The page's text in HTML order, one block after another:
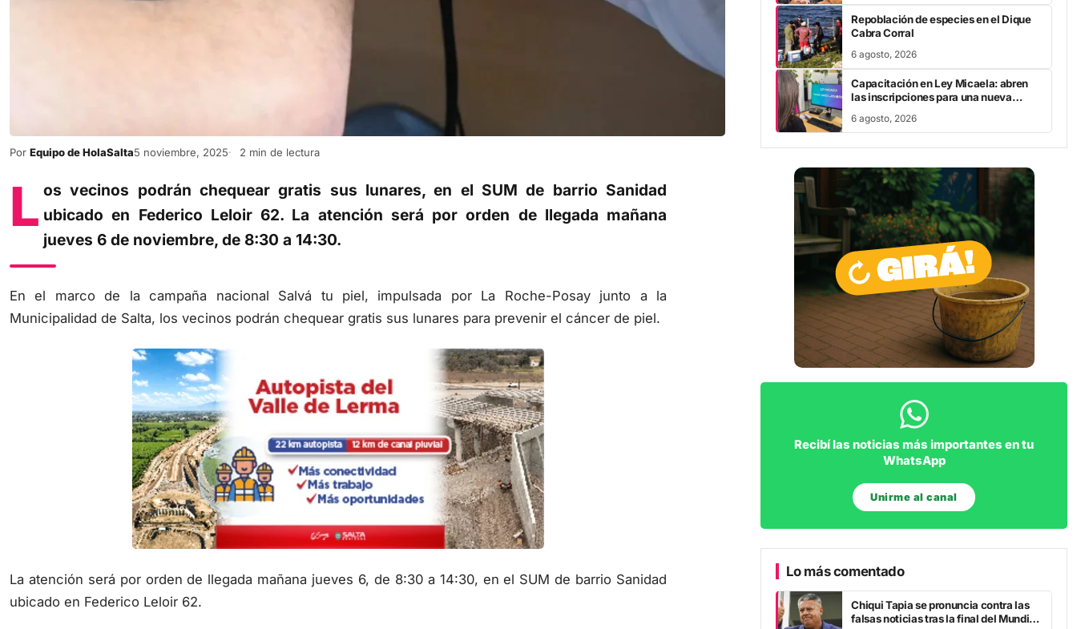
Por Equipo de HolaSalta5 noviembre, 2025 2 min de lectura
L os vecinos podrán chequear gratis sus lunares, en el SUM de barrio Sanidad
ubicado en Federico Leloir 62. La atención será por orden de llegada mañana
jueves 6 de noviembre, de 8:30 a 14:30.
En el marco de la campaña nacional Salvá tu piel, impulsada por La Roche-Posay junto a la
Municipalidad de Salta, los vecinos podrán chequear gratis sus lunares para prevenir el cáncer de piel.
La atención será por orden de llegada mañana jueves 6, de 8:30 a 14:30, en el SUM de barrio Sanidad
ubicado en Federico Leloir 62.
Repoblación de especies en el Dique
Cabra Corral
6 agosto, 2026
Capacitación en Ley Micaela: abren
las inscripciones para una nueva
6 agosto, 2026
Recibí las noticias más importantes en tu
WhatsApp
Unirme al canal
Lo más comentado
Chiqui Tapia se pronuncia contra las
falsas noticias tras la final del Mundial